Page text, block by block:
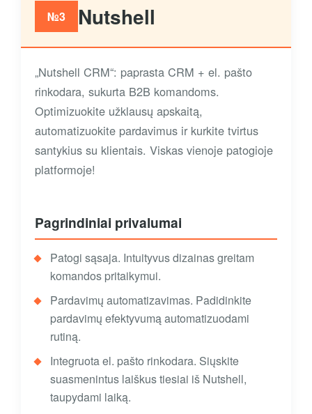
№3 Nutshell
„Nutshell CRM“: paprasta CRM + el. pašto
rinkodara, sukurta B2B komandoms.
Optimizuokite užklausų apskaitą,
automatizuokite pardavimus ir kurkite tvirtus
santykius su klientais. Viskas vienoje patogioje
platformoje!
Pagrindiniai privalumai
Patogi sąsaja. Intuityvus dizainas greitam
komandos pritaikymui.
Pardavimų automatizavimas. Padidinkite
pardavimų efektyvumą automatizuodami
rutiną.
Integruota el. pašto rinkodara. Siųskite
suasmenintus laiškus tiesiai iš Nutshell,
taupydami laiką.